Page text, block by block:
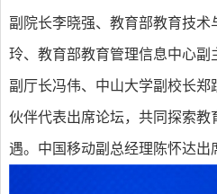
副院长李晓强、教育部教育技
玲、教育部教育管理信息中心副
副厅长冯伟、中山大学副校长
伙伴代表出席论坛，共同探索
遇。中国移动副总经理陈怀达出